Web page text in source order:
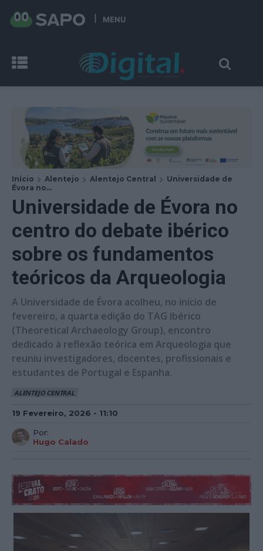
MENU
Início Alentejo Alentejo Central
Universidade de
Évora no...
Universidade de Évora no
centro do debate ibérico
sobre os fundamentos
teóricos da Arqueologia
A Universidade de Évora acolheu, no início de
fevereiro, a quarta edição do TAG Ibérico
(Theoretical Archaeology Group), encontro
dedicado à reflexão teórica em Arqueologia que
reuniu investigadores, docentes, profissionais e
estudantes de Portugal e Espanha.
ALENTEJO CENTRAL
19 Fevereiro, 2026 - 11:10
Por:
Hugo Calado